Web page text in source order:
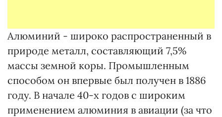
Алюминий - широко распространенный в
природе металл, составляющий 7,5%
массы земной коры. Промышленным
способом он впервые был получен в 1886
году. В начале 40-х годов с широким
применением алюминия в авиации (за что